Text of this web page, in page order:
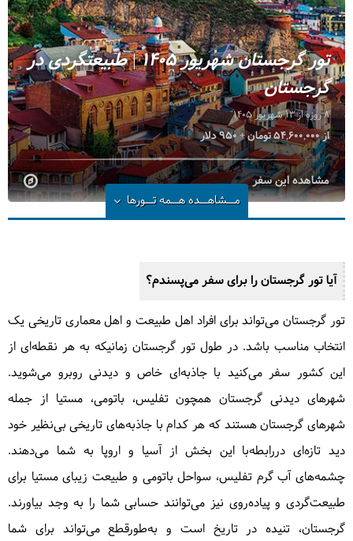
تور گرجستان شهریور 1405 | طبیعتگردی در
گرجستان
8 روزه از 13 شهریور 1405
از 54,600,000 تومان + 950 دلار
مشاهده این سفر
مــشاهــدههــمه تــورها
آیا تور گرجستان را برای سفر می‌پسندم؟
تور گرجستان می‌تواند برای افراد اهل طبیعت و اهل معماری تاریخی یک
انتخاب مناسب باشد. در طول تور گرجستان زمانیکه به هر نقطه‌ای از
این کشور سفر می‌کنید با جاذبه‌ای خاص و دیدنی روبرو می‌شوید.
شهرهای دیدنی گرجستان همچون تفلیس، باتومی، مستیا از جمله
شهرهای گرجستان هستند که هر کدام با جاذبه‌های تاریخی بی‌نظیر خود
دید تازه‌ای دررابطه‌با این بخش از آسیا و اروپا به شما می‌دهند.
چشمه‌های آب گرم تفلیس، سواحل باتومی و طبیعت زیبای مستیا برای
طبیعت‌گردی و پیاده‌روی نیز می‌توانند حسابی شما را به وجد بیاورند.
گرجستان، تنیده در تاریخ است و به‌طورقطع می‌تواند برای شما